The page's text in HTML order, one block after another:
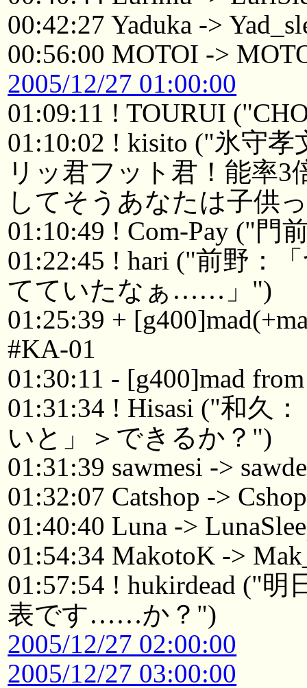
00:42:27 Yaduka ->
00:56:00 MOTOI ->
2005/12/27 01:00:00
01:09:11 ! TOURUI
01:10:02 ! kisito ("氷守
リッ君フット君！能率
してそうあなたは子供
01:10:49 ! Com-Pay ("門
01:22:45 ! hari ("前野：
てていたなぁ……」")
01:25:39 +
#KA-01
01:30:11 - [g400]mad
01:31:34 ! Hisasi ("和久
いと」＞できるか？")
01:31:39 sawmesi ->
01:32:07 Catshop ->
01:40:40 Luna ->
01:54:34 MakotoK ->
01:57:54 ! hukirdead ("
表です……か？")
2005/12/27 02:00:00
2005/12/27 03:00:00